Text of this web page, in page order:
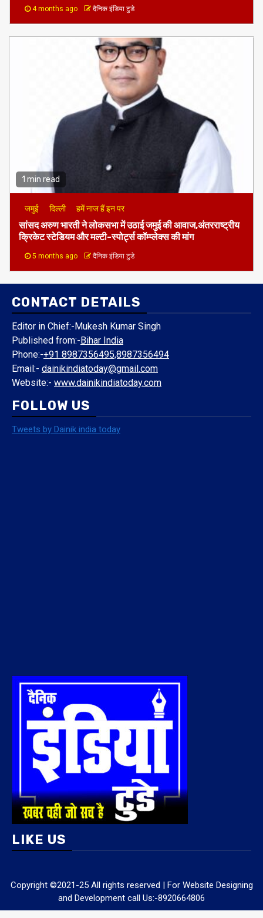
4 months ago दैनिक इंडिया टुडे
1 min read
जमुई दिल्ली हमें नाज हैं इन पर
​सांसद अरुण भारती ने लोकसभा में उठाई जमुई की आवाज,अंतरराष्ट्रीय
क्रिकेट स्टेडियम और मल्टी-स्पोर्ट्स कॉम्प्लेक्स की मांग
5 months ago दैनिक इंडिया टुडे
CONTACT DETAILS
Editor in Chief:-Mukesh Kumar Singh
Published from:- Bihar India
Phone:-+91 8987356495,8987356494
Email:- dainikindiatoday@gmail.com
Website:- www.dainikindiatoday.com
FOLLOW US
Tweets by Dainik india today
LIKE US
Copyright ©2021-25 All rights reserved | For Website Designing
and Development call Us:-8920664806